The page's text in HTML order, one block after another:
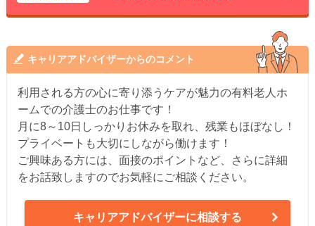
キャリアアドバイザーからのコメント
利用される方の心に寄り添うケアが魅力の有料老人ホ
ームでの介護士のお仕事です！
月に8～10日しっかりお休みを取れ、残業もほぼなし！
プライベートも大切にしながら働けます！
ご興味ある方には、面接のポイントなど、さらに詳細
をお話致しますのでお気軽にご相談ください。
キャリアアドバイザーに相談する